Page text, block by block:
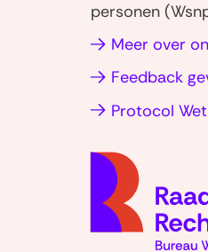
personen
Meer over
Feedback
Protocol